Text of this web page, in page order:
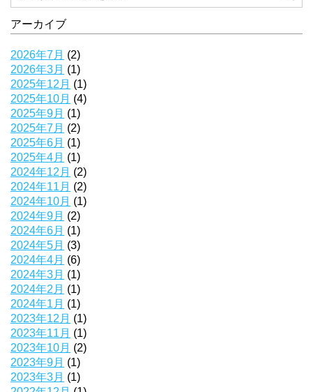
アーカイブ
2026年7月 (2)
2026年3月 (1)
2025年12月 (1)
2025年10月 (4)
2025年9月 (1)
2025年7月 (2)
2025年6月 (1)
2025年4月 (1)
2024年12月 (2)
2024年11月 (2)
2024年10月 (1)
2024年9月 (2)
2024年6月 (1)
2024年5月 (3)
2024年4月 (6)
2024年3月 (1)
2024年2月 (1)
2024年1月 (1)
2023年12月 (1)
2023年11月 (1)
2023年10月 (2)
2023年9月 (1)
2023年3月 (1)